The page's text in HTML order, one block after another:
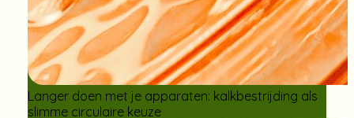
Langer doen met je apparaten: kalkbestrijding als
slimme circulaire keuze